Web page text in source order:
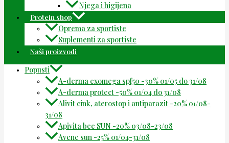
Njega i higijena
Protein shop
Oprema za sportiste
Suplementi za sportiste
Naši proizvodi
Popusti
A-derma exomega spf50 -30% 01/05 do 31/08
A-derma protect -50% 01/04 do 31/08
Alivit cink, aterostop i antiparazit -20% 01/08-
31/08
Apivita bee SUN -20% 03/08-23/08
Avene sun -25% 01/04-31/08